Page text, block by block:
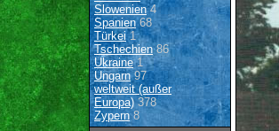
Slowenien4
Spanien68
Türkei 1
Tschechien86
Ukraine1
Ungarn97
weltweit (außer
Europa)378
Zypern8